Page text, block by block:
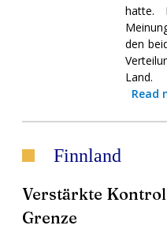
hatte.
den
Land.
Read
Finnland
Verstärkte
Grenze